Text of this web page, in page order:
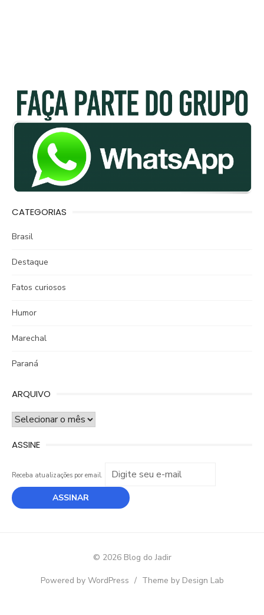
CATEGORIAS
Brasil
Destaque
Fatos curiosos
Humor
Marechal
Paraná
ARQUIVO
ARQUIVO
ASSINE
Receba atualizações por email.
© 2026 Blog do Jadir
Powered by WordPress / Theme by Design Lab